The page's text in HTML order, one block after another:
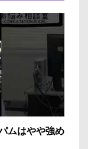
ムはやや強め